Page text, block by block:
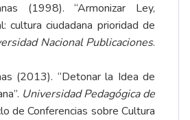
(1998). “Armonizar Ley,
cultura ciudadana prioridad de
Nacional Publicaciones.
(2013). “Detonar la Idea de
Universidad Pedagógica de
de Conferencias sobre Cultura